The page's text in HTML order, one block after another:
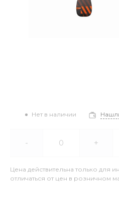
Нет в наличии
- +
Цена действительна только для
отличаться от цен в розничном